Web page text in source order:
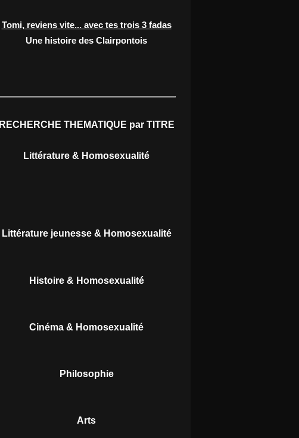
Tomi, reviens vite... avec tes trois 3 fadas
Une histoire des Clairpontois
RECHERCHE THEMATIQUE par TITRE
Littérature & Homosexualité
Littérature jeunesse & Homosexualité
Histoire & Homosexualité
Cinéma & Homosexualité
Philosophie
Arts